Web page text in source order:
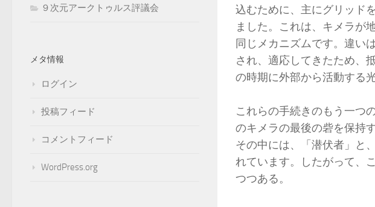
込むために、主にグリッド
ました。これは、キメラが
同じメカニズムです。違い
され、適応してきたため、
の時期に外部から活動する
これらの手続きのもう一つ
のキメラの最後の砦を保持
その中には、「潜伏者」と
れています。したがって、
つつある。
９次元アークトゥルス評議会
メタ情報
ログイン
投稿フィード
コメントフィード
WordPress.org